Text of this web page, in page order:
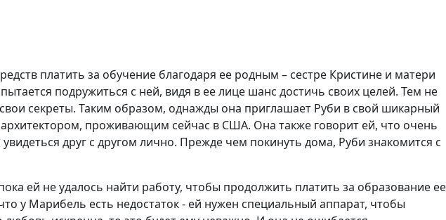
платить за обучение благодаря ее родным – сестре Кристине и матери
подружиться с ней, видя в ее лице шанс достичь своих целей. Тем не
секреты. Таким образом, однажды она приглашает Руби в свой шикарный
проживающим сейчас в США. Она также говорит ей, что очень
друг с другом лично. Прежде чем покинуть дома, Руби знакомится с
ей не удалось найти работу, чтобы продолжить платить за образование ее
у Марибель есть недостаток - ей нужен специальный аппарат, чтобы